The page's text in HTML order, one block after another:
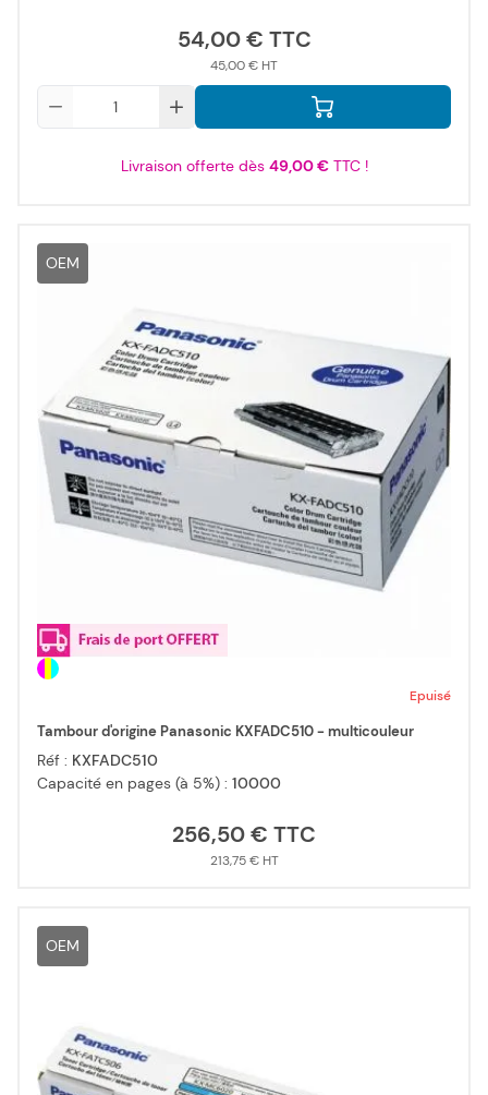
54,00 €
45,00 €
Livraison offerte dès 49,00 €TTC !
OEM
Epuisé
Tambour d'origine Panasonic KXFADC510 - multicouleur
Réf : KXFADC510
Capacité en pages (à 5%) : 10000
256,50 €
213,75 €
OEM